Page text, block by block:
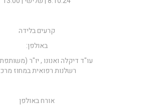
קרעים בלידה
באולפן:
עו"ד דיקלה ואנונו , יו"ר
רשלנות רפואית במחוז
אורח באולפן